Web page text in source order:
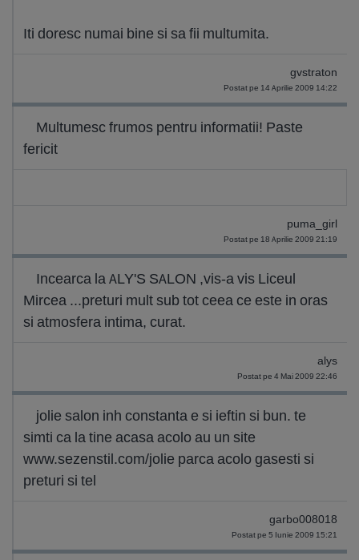
Iti doresc numai bine si sa fii multumita.
gvstraton
Postat pe 14 Aprilie 2009 14:22
Multumesc frumos pentru informatii! Paste
fericit
puma_girl
Postat pe 18 Aprilie 2009 21:19
Incearca la ALY'S SALON ,vis-a vis Liceul
Mircea ...preturi mult sub tot ceea ce este in oras
si atmosfera intima, curat.
alys
Postat pe 4 Mai 2009 22:46
jolie salon inh constanta e si ieftin si bun. te
simti ca la tine acasa acolo au un site
www.sezenstil.com/jolie parca acolo gasesti si
preturi si tel
garbo008018
Postat pe 5 Iunie 2009 15:21